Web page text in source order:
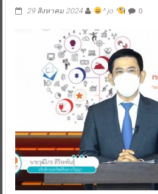
29 สิงหาคม 2024 ^ jo ^ 0